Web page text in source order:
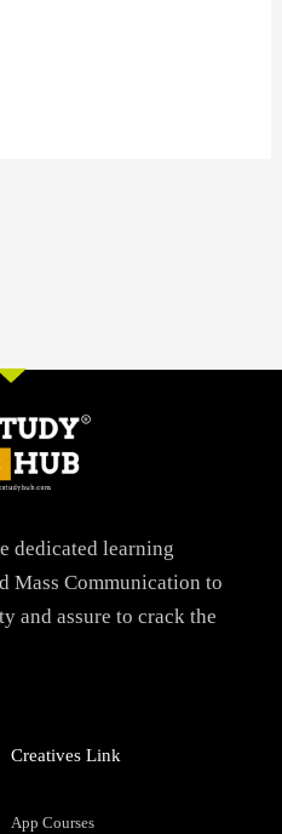
dedicated learning
Mass Communication to
and assure to crack the
Creatives Link
App Courses